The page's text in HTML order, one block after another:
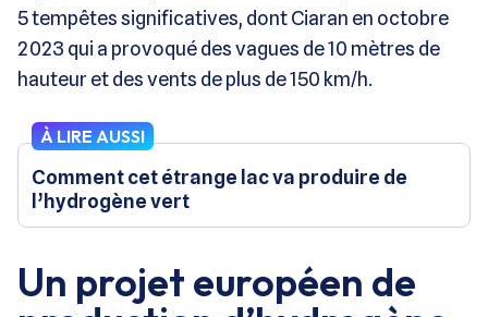
5 tempêtes significatives, dont Ciaran en octobre
2023 qui a provoqué des vagues de 10 mètres de
hauteur et des vents de plus de 150 km/h.
À LIRE AUSSI
Comment cet étrange lac va produire de
l’hydrogène vert
Un projet européen de